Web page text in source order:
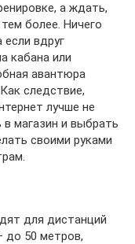
а ждать,
более. Ничего
если вдруг
кабана или
авантюра
следствие,
лучше не
магазин и выбрать
своими руками
для дистанций
до 50 метров,